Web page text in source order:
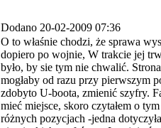
Dodano 20-02-2009 07:36
O to właśnie chodzi, że sprawa
dopiero po wojnie, W trakcie jej
było, by sie tym nie chwalić.
mogłaby od razu przy pierwszym
zdobyto U-boota, zmienić szyfry.
mieć miejsce, skoro czytałem o
różnych pozycjach -jedna